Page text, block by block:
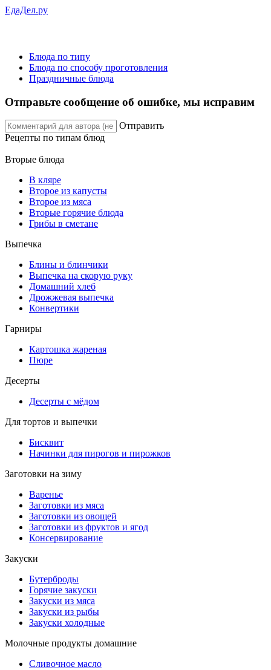
ЕдаДел.ру
Блюда по типу
Блюда по способу проготовления
Праздничные блюда
Отправьте сообщение об ошибке, мы исправим
Отправить
Рецепты по типам блюд
Вторые блюда
В кляре
Второе из капусты
Второе из мяса
Вторые горячие блюда
Грибы в сметане
Выпечка
Блины и блинчики
Выпечка на скорую руку
Домашний хлеб
Дрожжевая выпечка
Конвертики
Гарниры
Картошка жареная
Пюре
Десерты
Десерты с мёдом
Для тортов и выпечки
Бисквит
Начинки для пирогов и пирожков
Заготовки на зиму
Варенье
Заготовки из мяса
Заготовки из овощей
Заготовки из фруктов и ягод
Консервирование
Закуски
Бутерброды
Горячие закуски
Закуски из мяса
Закуски из рыбы
Закуски холодные
Молочные продукты домашние
Сливочное масло